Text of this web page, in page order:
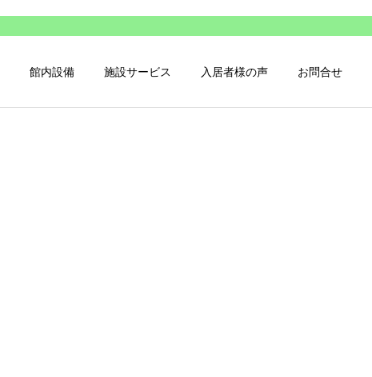
館内設備 施設サービス 入居者様の声 お問合せ